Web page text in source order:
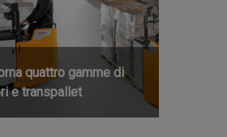
quattro gamme di
e transpallet